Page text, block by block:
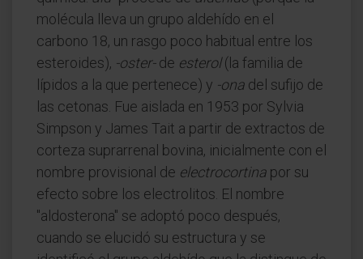
molécula lleva un grupo aldehído en el
carbono 18, un rasgo poco habitual entre los
esteroides), -oster-de esterol(la familia de
lípidos a la que pertenece) y -ona del sufijo de
las cetonas. Fue aislada en 1953 por Sylvia
Simpson y James Tait a partir de extractos de
corteza suprarrenal bovina, inicialmente con el
nombre provisional de electrocortina por su
efecto sobre los electrolitos. El nombre
"aldosterona" se adoptó poco después,
cuando se elucidó su estructura y se